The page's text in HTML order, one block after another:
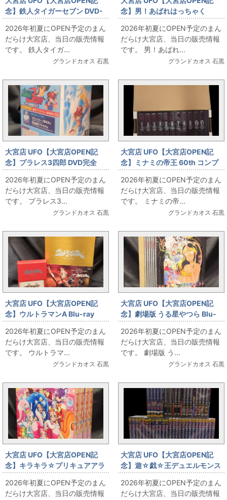
念】鉄人タイガーセブン DVD-
BOX お出しします!!
2026年初夏にOPEN予定のまん
だらけ大宮店、当日の販売情報
です。 鉄人タイガ...
グランドカオス 石黒
念】男！あばれはっちゃく
DVD-BOXセット お出しします!!
2026年初夏にOPEN予定のまん
だらけ大宮店、当日の販売情報
です。 男！あばれ...
グランドカオス 石黒
大宮店 UFO【大宮店OPEN記
念】プラレス3四郎 DVD完全
BOX 初回限定版 お出しします!!
2026年初夏にOPEN予定のまん
だらけ大宮店、当日の販売情報
です。 プラレス3...
グランドカオス 石黒
大宮店 UFO【大宮店OPEN記
念】ミナミの帝王 60th コンプ
リートDVD-BOX お出しします!!
2026年初夏にOPEN予定のまん
だらけ大宮店、当日の販売情報
です。 ミナミの帝...
グランドカオス 石黒
大宮店 UFO【大宮店OPEN記
念】ウルトラマンA Blu-ray
BOX Amazon限定版 お出ししま
す!!
2026年初夏にOPEN予定のまん
だらけ大宮店、当日の販売情報
です。 ウルトラマ...
グランドカオス 石黒
大宮店 UFO【大宮店OPEN記
念】劇場版 うる星やつら Blu-
ray BOX(初回版) お出ししま
す!!
2026年初夏にOPEN予定のまん
だらけ大宮店、当日の販売情報
です。 劇場版 う...
グランドカオス 石黒
大宮店 UFO【大宮店OPEN記
念】キラキラ☆プリキュアアラ
モード Blu-ray全巻セット お出
しします!!
2026年初夏にOPEN予定のまん
だらけ大宮店、当日の販売情報
大宮店 UFO【大宮店OPEN記
念】遊☆戯☆王デュエルモンス
ターズ DVD全巻セット お出しし
ます!!
2026年初夏にOPEN予定のまん
だらけ大宮店、当日の販売情報